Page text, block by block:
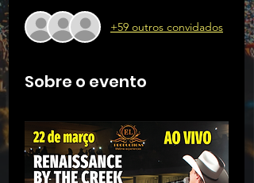
+59 outros convidados
Sobre o evento